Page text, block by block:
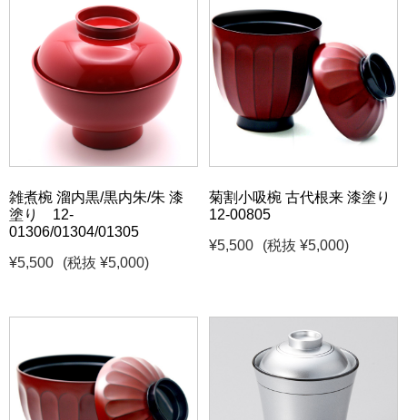
雑煮椀 溜内黒/黒内朱/朱 漆
塗り 12-
01306/01304/01305
¥5,500
(税抜 ¥5,000)
菊割小吸椀 古代根来 漆塗り
12-00805
¥5,500
(税抜 ¥5,000)